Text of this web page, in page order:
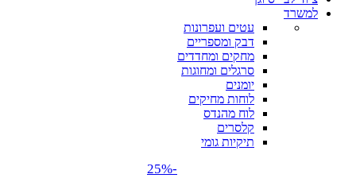
למשרד
עטים ועפרונות
דבק ומספריים
מחקים ומחדדים
סרגלים ומחוגות
יומנים
לוחות מחיקים
לוח מהנדס
קלסרים
תיקיות גומי
-25%